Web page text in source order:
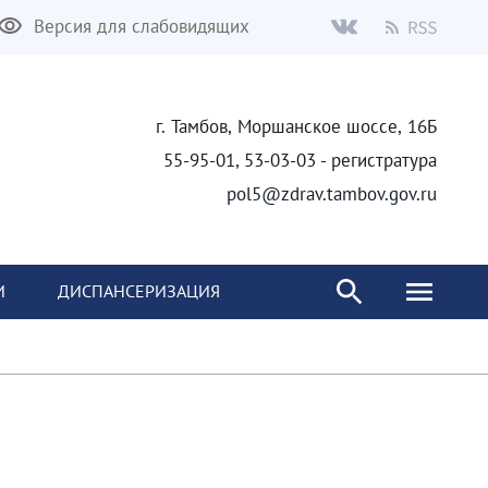
Версия для слабовидящих
г. Тамбов, Моршанское шоссе, 16Б
55-95-01, 53-03-03 - регистратура
pol5@zdrav.tambov.gov.ru
ДИСПАНСЕРИЗАЦИЯ